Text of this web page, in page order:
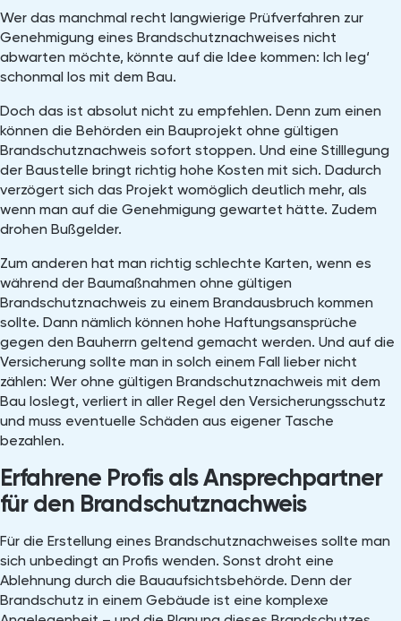
Wer das manchmal recht langwierige Prüfverfahren zur
Genehmigung eines Brandschutznachweises nicht
abwarten möchte, könnte auf die Idee kommen: Ich leg‘
schonmal los mit dem Bau.
Doch das ist absolut nicht zu empfehlen. Denn zum einen
können die Behörden ein Bauprojekt ohne gültigen
Brandschutznachweis sofort stoppen. Und eine Stilllegung
der Baustelle bringt richtig hohe Kosten mit sich. Dadurch
verzögert sich das Projekt womöglich deutlich mehr, als
wenn man auf die Genehmigung gewartet hätte. Zudem
drohen Bußgelder.
Zum anderen hat man richtig schlechte Karten, wenn es
während der Baumaßnahmen ohne gültigen
Brandschutznachweis zu einem Brandausbruch kommen
sollte. Dann nämlich können hohe Haftungsansprüche
gegen den Bauherrn geltend gemacht werden. Und auf die
Versicherung sollte man in solch einem Fall lieber nicht
zählen: Wer ohne gültigen Brandschutznachweis mit dem
Bau loslegt, verliert in aller Regel den Versicherungsschutz
und muss eventuelle Schäden aus eigener Tasche
bezahlen.
Erfahrene Profis als Ansprechpartner
für den Brandschutznachweis
Für die Erstellung eines Brandschutznachweises sollte man
sich unbedingt an Profis wenden. Sonst droht eine
Ablehnung durch die Bauaufsichtsbehörde. Denn der
Brandschutz in einem Gebäude ist eine komplexe